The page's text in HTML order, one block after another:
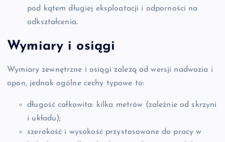
pod kątem długiej eksploatacji i odporności na
odkształcenia.
Wymiary i osiągi
Wymiary zewnętrzne i osiągi zależą od wersji nadwozia i
opon, jednak ogólne cechy typowe to:
długość całkowita: kilka metrów (zależnie od skrzyni
i układu);
szerokość i wysokość przystosowane do pracy w